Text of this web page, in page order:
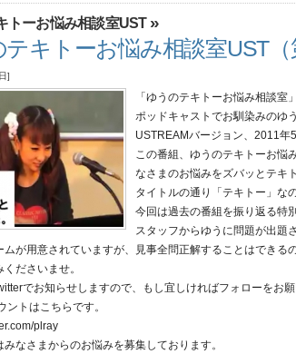
トーお悩み相談室UST»
キトーお悩み相談室UST（
]
「ゆうのテキトーお悩み相談室
ポッドキャストでお馴染みのゆ
USTREAMバージョン、2011年
この番組、ゆうのテキトーお悩
なさまのお悩みをズバッとテキ
タイトルの通り「テキトー」な
今回は過去の番組を振り返る特
スタッフからゆうに問題が出題
ムが用意されていますが、見事全問正解することはできる
ださいませ。
でお知らせしますので、もし宜しければフォローをお願
ントはこちらです。
plray
みなさまからのお悩みを募集しております。